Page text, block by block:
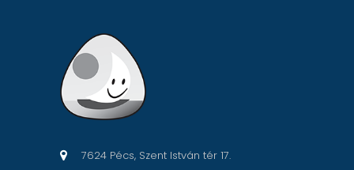
7624 Pécs, Szent István tér 17.